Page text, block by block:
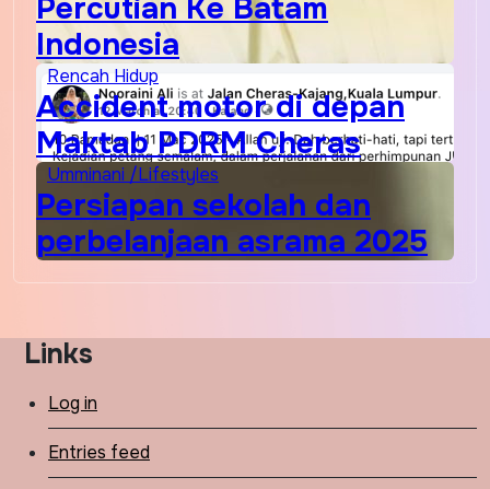
Hari-Hari?
Percutian Ke Batam
Indonesia
Rencah Hidup
Accident motor di depan
Maktab PDRM Cheras
Umminani /Lifestyles
Persiapan sekolah dan
perbelanjaan asrama 2025
Links
Log in
Entries feed